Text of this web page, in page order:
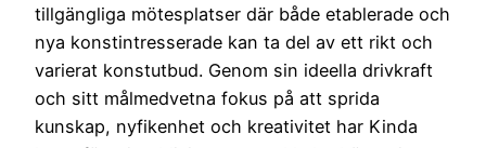
tillgängliga mötesplatser där både etablerade och
nya konstintresserade kan ta del av ett rikt och
varierat konstutbud. Genom sin ideella drivkraft
och sitt målmedvetna fokus på att sprida
kunskap, nyfikenhet och kreativitet har Kinda